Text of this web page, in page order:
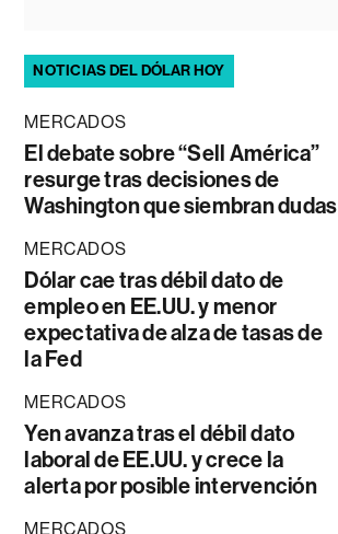
NOTICIAS DEL DÓLAR HOY
MERCADOS
El debate sobre “Sell América”
resurge tras decisiones de
Washington que siembran dudas
MERCADOS
Dólar cae tras débil dato de
empleo en EE.UU. y menor
expectativa de alza de tasas de
la Fed
MERCADOS
Yen avanza tras el débil dato
laboral de EE.UU. y crece la
alerta por posible intervención
MERCADOS